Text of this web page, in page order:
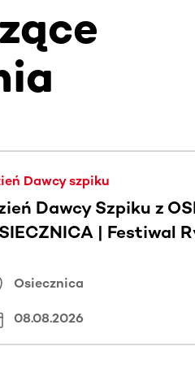
w poziomie. Użyj klawisza
Dawcy szpiku
Dawcy Szpiku z
| Festiwal
Osiecznica
08.08.2026